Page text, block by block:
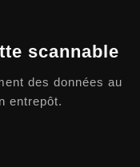
scannable
des données au
entrepôt.